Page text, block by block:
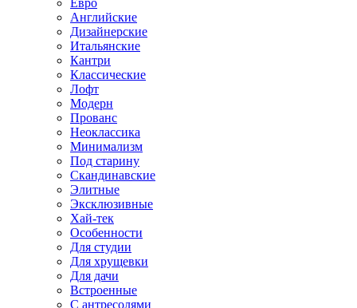
Евро
Английские
Дизайнерские
Итальянские
Кантри
Классические
Лофт
Модерн
Прованс
Неоклассика
Минимализм
Под старину
Скандинавские
Элитные
Эксклюзивные
Хай-тек
Особенности
Для студии
Для хрущевки
Для дачи
Встроенные
С антресолями